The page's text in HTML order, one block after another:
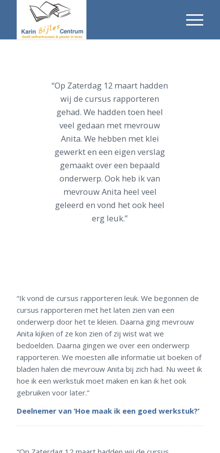
“Op Zaterdag 12 maart hadden
wij de cursus rapporteren
gehad. We hadden toen heel
veel gedaan met mevrouw
Anita. We hebben met klei
gewerkt en een eigen verslag
gemaakt over een bepaald
onderwerp. Ook heb ik van
mevrouw Anita heel veel
geleerd en vond het ook heel
erg leuk.”
“Ik vond de cursus rapporteren leuk. We begonnen de
cursus rapporteren met het laten zien van een
onderwerp door het te kleien. Daarna ging mevrouw
Anita kijken of ze kon zien of zij wist wat we
bedoelden. Daarna gingen we over een onderwerp
rapporteren. We moesten alle informatie uit boeken of
bladen halen die mevrouw Anita bij zich had. Nu weet ik
hoe ik een werkstuk moet maken en kan ik het ook
gebruiken voor later.”